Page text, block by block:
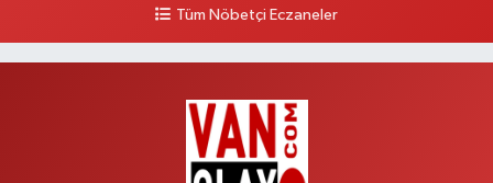
HEKİM HASTANESİ ACİL KARŞISI
Yol Tarifi Al
Tüm Nöbetçi Eczaneler